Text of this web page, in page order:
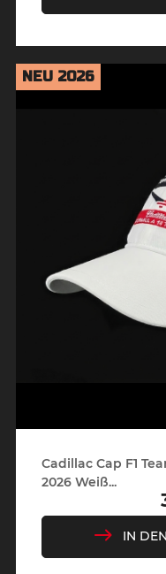
Cadillac Cap F1
2026 Weiß...
IN
NEU 2026